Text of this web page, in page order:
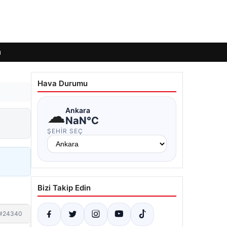
Hava Durumu
☁Ankara
NaN°C
ŞEHIR SEÇ
Bizi Takip Edin